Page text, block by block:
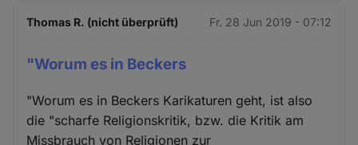
Thomas R. (nicht überprüft) Fr. 28 Jun 2019 - 07:12
"Worum es in Beckers
"Worum es in Beckers Karikaturen geht, ist also
die "scharfe Religionskritik, bzw. die Kritik am
Missbrauch von Religionen zur